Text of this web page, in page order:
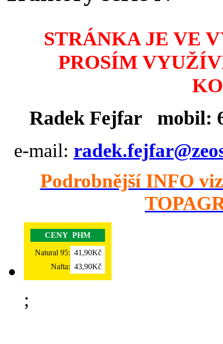
STRÁNKA JE VE
PROSÍM
Radek Fejfar mobil:
e-mail: @rafjef.kedar
Podrobnější INFO
CENY PHM
Natural 95: 41,90Kč
Nafta: 43,90Kč
;